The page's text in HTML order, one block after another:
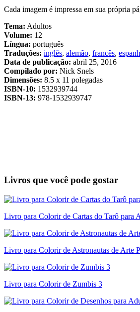
Cada imagem é impressa em sua própria
Tema: Adultos
Volume: 12
Língua: português
Traduções: inglês, alemão, francês,
Data de publicação: abril 25, 2016
Compilado por: Nick Snels
Dimensões: 8.5 x 11 polegadas
ISBN-10: 1532939744
ISBN-13: 978-1532939747
Livros que você pode gostar
Livro para Colorir de Cartas do Tarô para
Livro para Colorir de Astronautas de Arte
Livro para Colorir de Zumbis 3